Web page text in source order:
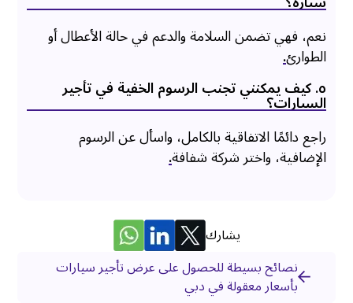
نعم، فهي تضمن السلامة والدعم في حالة الأعطال أو
الطوارئ.
٥. كيف يمكنني تجنب الرسوم الخفية في تأجير
السيارات؟
راجع دائمًا الاتفاقية بالكامل، واسأل عن الرسوم
الإضافية، واختر شركة شفافة.
يشارك
نصائح بسيطة للحصول على عرض تأجير سيارات
بأسعار معقولة في دبي